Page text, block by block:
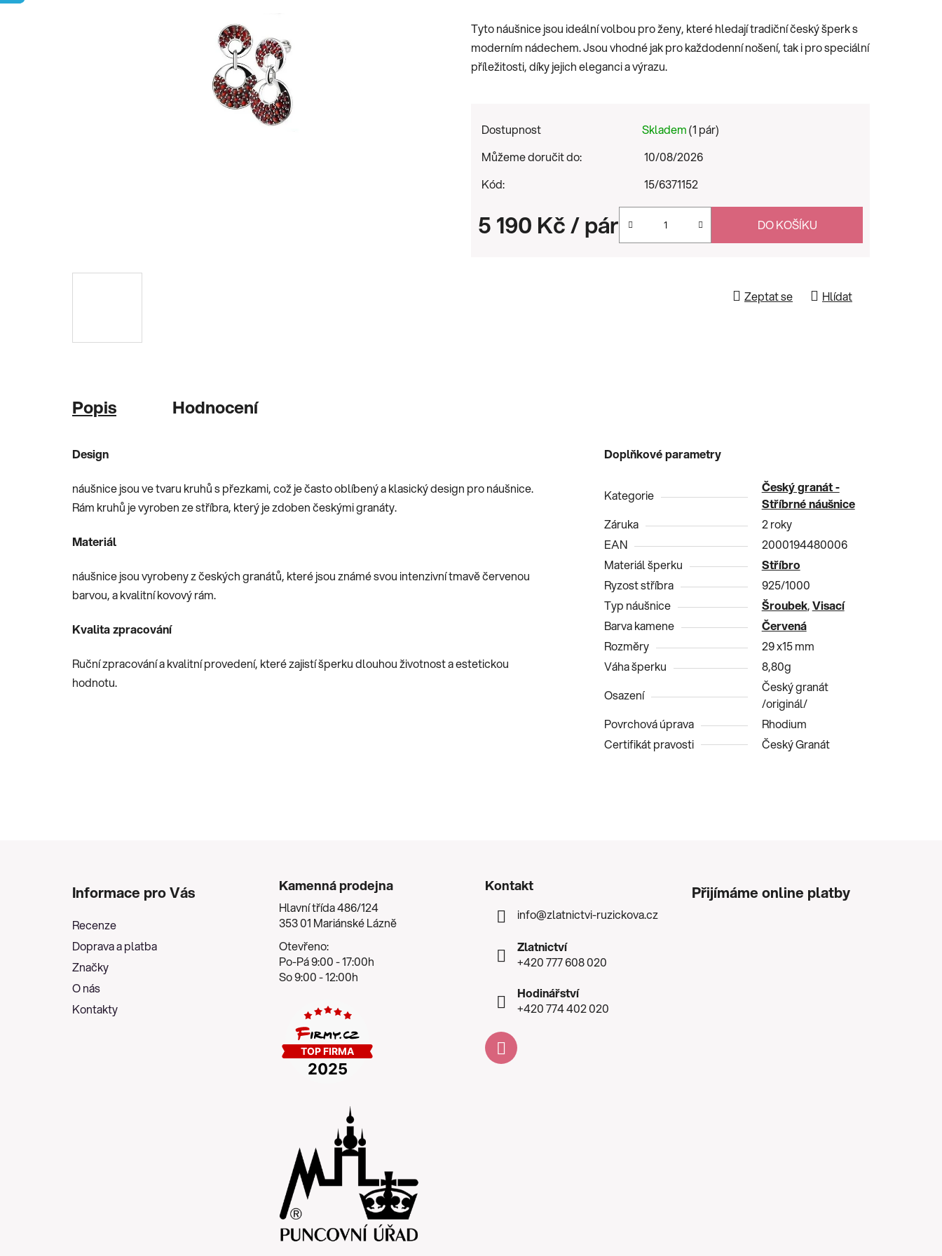
0,0
z
5
Tyto náušnice jsou ideální volbou pro ženy, které hledají tradiční český šperk s
moderním nádechem. Jsou vhodné jak pro každodenní nošení, tak i pro speciální
příležitosti, díky jejich eleganci a výrazu.
Dostupnost Skladem(1 pár)
Můžeme doručit do:
10/08/2026
Kód:
15/6371152
5 190 Kč/ pár DO KOŠÍKU
Zeptat se Hlídat
Popis Hodnocení
Design
náušnice jsou ve tvaru kruhů s přezkami, což je často oblíbený a klasický design pro náušnice.
Rám kruhů je vyroben ze stříbra, který je zdoben českými granáty.
Materiál
náušnice jsou vyrobeny z českých granátů, které jsou známé svou intenzivní tmavě červenou
barvou, a kvalitní kovový rám.
Kvalita zpracování
Ruční zpracování a kvalitní provedení, které zajistí šperku dlouhou životnost a estetickou
hodnotu.
Doplňkové parametry
Kategorie
Český granát -
Stříbrné náušnice
Záruka
2 roky
EAN
2000194480006
Materiál šperku
Stříbro
Ryzost stříbra
925/1000
Typ náušnice
Šroubek,Visací
Barva kamene
Červená
Rozměry
29 x15 mm
Váha šperku
8,80g
Osazení
Český granát
/originál/
Povrchová úprava
Rhodium
Certifikát pravosti
Český Granát
Informace pro Vás
Recenze
Doprava a platba
Značky
O nás
Kontakty
Kamenná prodejna
Hlavní třída 486/124
353 01 Mariánské Lázně
Otevřeno:
Po-Pá 9:00 - 17:00h
So 9:00 - 12:00h
Kontakt
info@zlatnictvi-ruzickova.cz
Zlatnictví
+420 777 608 020
Hodinářství
+420 774 402 020
Přijímáme online platby